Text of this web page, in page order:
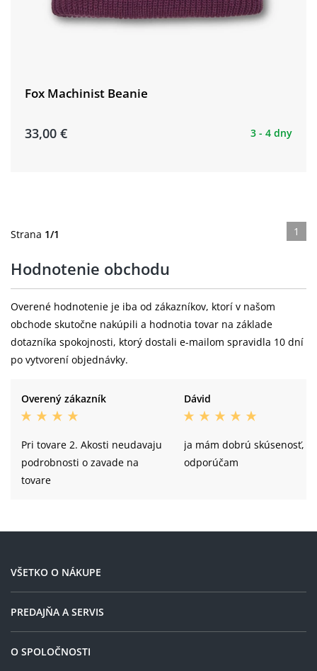
Fox Machinist Beanie
33,00 € 3 - 4 dny
Strana 1/1 1
Hodnotenie obchodu
Overené hodnotenie je iba od zákazníkov, ktorí v našom
obchode skutočne nakúpili a hodnotia tovar na základe
dotazníka spokojnosti, ktorý dostali e-mailom spravidla 10 dní
po vytvorení objednávky.
Overený zákazník
Pri tovare 2. Akosti neudavaju
podrobnosti o zavade na
tovare
Dávid
ja mám dobrú skúsenosť,
odporúčam
VŠETKO O NÁKUPE
PREDAJŇA A SERVIS
O SPOLOČNOSTI